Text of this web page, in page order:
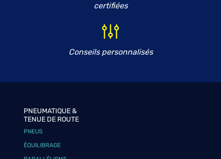
certifiées
Conseils personnalisés
PNEUMATIQUE &
TENUE DE ROUTE
PNEUS
ÉQUILIBRAGE